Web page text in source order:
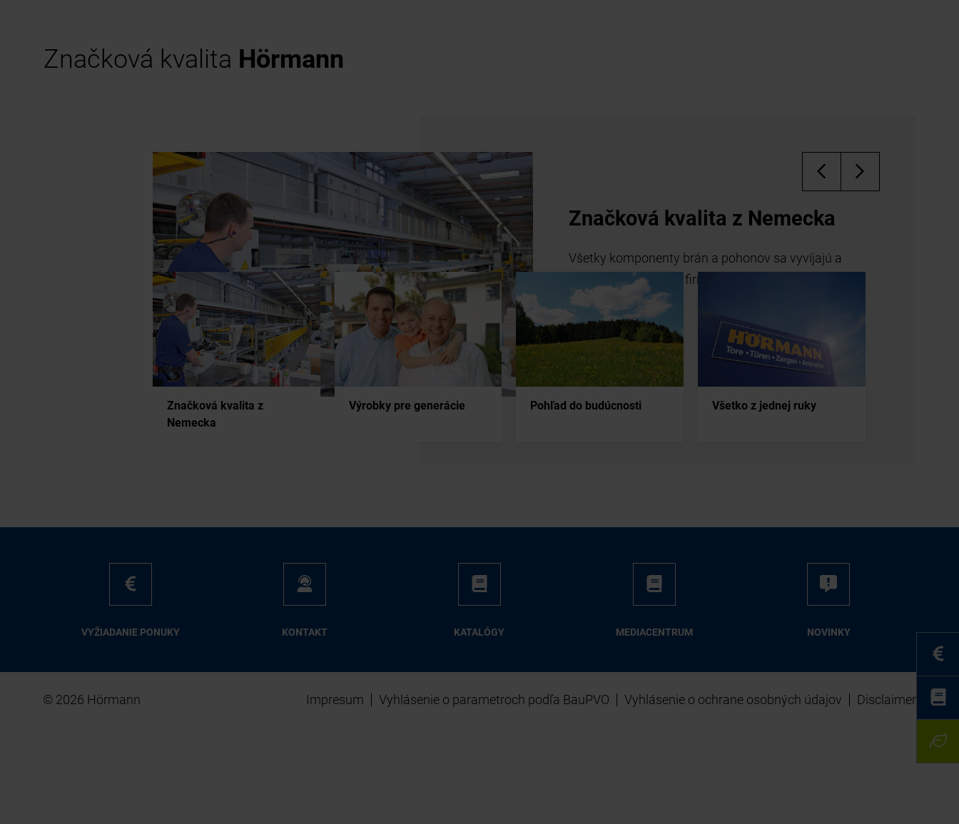
Značková kvalita Hörmann
Značková kvalita z Nemecka
Všetky komponenty brán a pohonov sa vyvíjajú a
vyrábajú v samotnej firme Hörmann.
Značková kvalita z
Nemecka
Výrobky pre generácie Pohľad do budúcnosti Všetko z jednej ruky
VY­ŽIA­DA­NIE PO­NU­KY KON­TAKT KA­TA­LÓ­GY ME­DIA­CEN­TRUM NO­VIN­KY
© 2026 Hörmann Impresum Vyhlásenie o parametroch podľa BauPVO Vyhlásenie o ochrane osobných údajov Disclaimer